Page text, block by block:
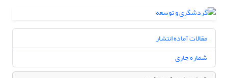
مقالات آماده انتشار
شماره جاری